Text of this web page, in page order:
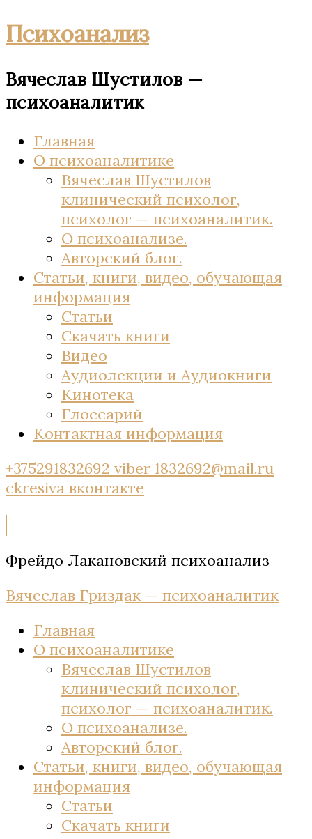
Психоанализ
Вячеслав Шустилов —
психоаналитик
Главная
О психоаналитике
Вячеслав Шустилов
клинический психолог,
психолог — психоаналитик.
О психоанализе.
Авторский блог.
Статьи, книги, видео, обучающая
информация
Статьи
Скачать книги
Видео
Аудиолекции и Аудиокниги
Кинотека
Глоссарий
Контактная информация
+375291832692 viber 1832692@mail.ru
ckresiva вконтакте
Фрейдо Лакановский психоанализ
Вячеслав Гриздак — психоаналитик
Главная
О психоаналитике
Вячеслав Шустилов
клинический психолог,
психолог — психоаналитик.
О психоанализе.
Авторский блог.
Статьи, книги, видео, обучающая
информация
Статьи
Скачать книги